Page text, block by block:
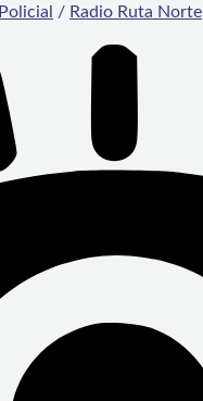
Policial / Radio Ruta Norte